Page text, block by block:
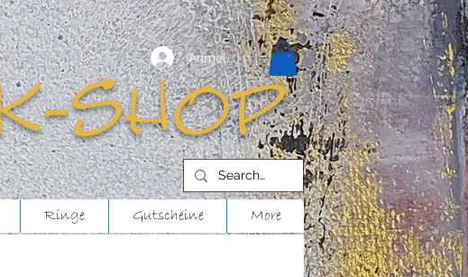
Anmelden
shop
Ringe Gutscheine More